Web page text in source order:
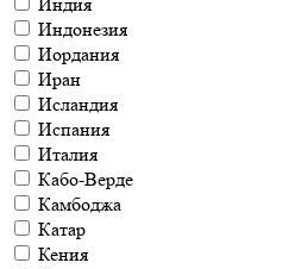
Индонезия
Иордания
Иран
Исландия
Испания
Италия
Кабо-Верде
Камбоджа
Катар
Кения